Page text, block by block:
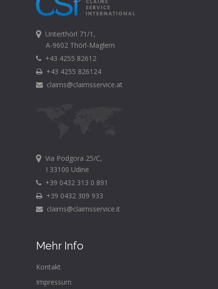
Unterthörl 71/1,
A-9602 Thörl-Maglern
+43 4255 82612
+43 4255 826124
claims@claimsservice.at
Via Podgora 25/C,
I 33100 Udine
+39 0432 313 0 891
+39 0432 309 933
claims@claimsservice.it
Mehr Info
Kontakt
Impressum